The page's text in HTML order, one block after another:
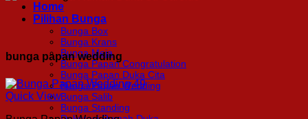
Home
Pilihan Bunga
Bunga Box
Bunga Krans
Bunga Meja
Bunga Papan Congratulation
Bunga Papan Duka Cita
Bunga Papan Wedding
Bunga Salib
Bunga Standing
bunga papan wedding
Quick View